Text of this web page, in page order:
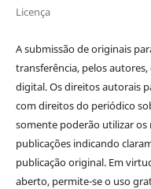
Licença
A submissão de originais
transferência, pelos
digital. Os direitos autorais
com direitos do periódico
somente poderão utilizar
publicações indicando
publicação original. Em
aberto, permite-se o uso